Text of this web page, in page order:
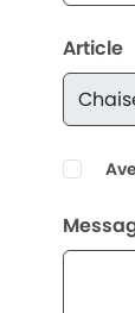
Article